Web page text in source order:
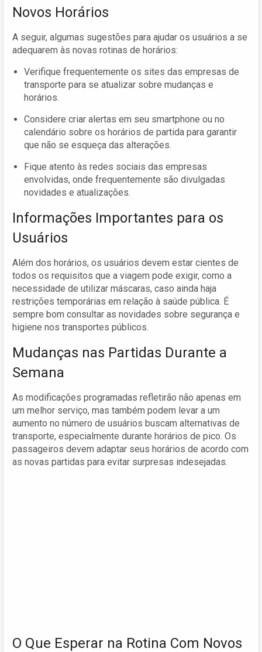
Novos Horários
A seguir, algumas sugestões para ajudar os usuários a se
adequarem às novas rotinas de horários:
Verifique frequentemente os sites das empresas de
transporte para se atualizar sobre mudanças e
horários.
Considere criar alertas em seu smartphone ou no
calendário sobre os horários de partida para garantir
que não se esqueça das alterações.
Fique atento às redes sociais das empresas
envolvidas, onde frequentemente são divulgadas
novidades e atualizações.
Informações Importantes para os
Usuários
Além dos horários, os usuários devem estar cientes de
todos os requisitos que a viagem pode exigir, como a
necessidade de utilizar máscaras, caso ainda haja
restrições temporárias em relação à saúde pública. É
sempre bom consultar as novidades sobre segurança e
higiene nos transportes públicos.
Mudanças nas Partidas Durante a
Semana
As modificações programadas refletirão não apenas em
um melhor serviço, mas também podem levar a um
aumento no número de usuários buscam alternativas de
transporte, especialmente durante horários de pico. Os
passageiros devem adaptar seus horários de acordo com
as novas partidas para evitar surpresas indesejadas.
O Que Esperar na Rotina Com Novos